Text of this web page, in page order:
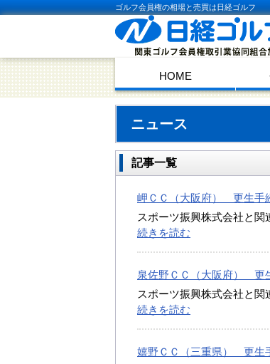
ゴルフ会員権の相場と売買は日経ゴルフ
HOME
ニュース
記事一覧
岬ＣＣ（大阪府） 更生手
スポーツ振興株式会社と関
続きを読む
泉佐野ＣＣ（大阪府） 更
スポーツ振興株式会社と関
続きを読む
嬉野ＣＣ（三重県） 更生